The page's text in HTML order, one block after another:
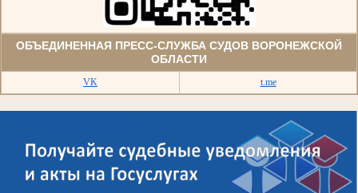
ОБЪЕДИНЕННАЯ ПРЕСС-СЛУЖБА СУДОВ ВОРОНЕЖСКОЙ
ОБЛАСТИ
VK t.me